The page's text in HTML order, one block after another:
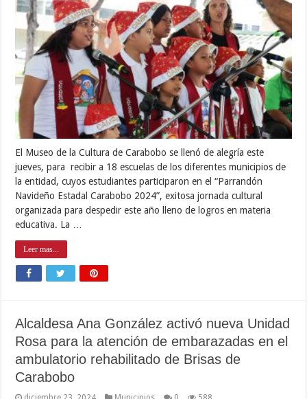
El Museo de la Cultura de Carabobo se llenó de alegría este
jueves, para recibir a 18 escuelas de los diferentes municipios de
la entidad, cuyos estudiantes participaron en el “Parrandón
Navideño Estadal Carabobo 2024”, exitosa jornada cultural
organizada para despedir este año lleno de logros en materia
educativa. La …
Leer mas...
Alcaldesa Ana González activó nueva Unidad
Rosa para la atención de embarazadas en el
ambulatorio rehabilitado de Brisas de
Carabobo